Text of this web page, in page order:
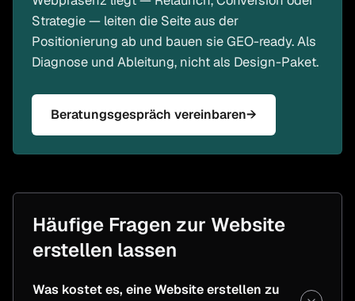
Strategie — leiten die Seite aus der
Positionierung ab und bauen sie GEO-ready. Als
Diagnose und Ableitung, nicht als Design-Paket.
Beratungsgespräch vereinbaren→
Häufige Fragen zur Website
erstellen lassen
Was kostet es, eine Website erstellen zu